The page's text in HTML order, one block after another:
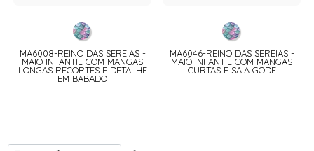
MA6008-REINO DAS SEREIAS -
MAIÔ INFANTIL COM MANGAS
LONGAS RECORTES E DETALHE
EM BABADO
MA6046-REINO DAS SEREIAS -
MAIÔ INFANTIL COM MANGAS
CURTAS E SAIA GODE